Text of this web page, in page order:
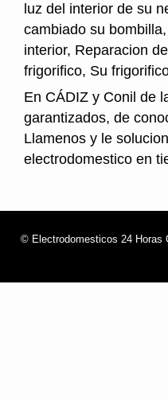
luz del interior de su
cambiado su
interior, Reparacion
frigorifico, Su
En CÁDIZ y Conil de
garantizados, de
Llamenos y le
electrodomestico en
© Electrodomesticos 24 Horas